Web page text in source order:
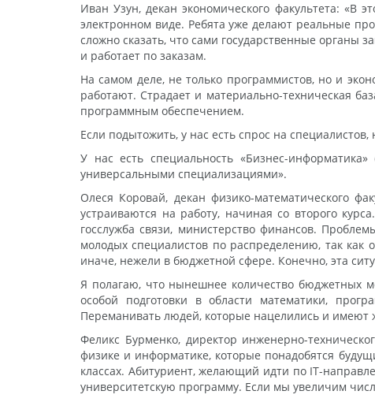
Иван Узун, декан экономического факультета: «В
электронном виде. Ребята уже делают реальные
сложно сказать, что сами государственные органы
и работает по заказам.
На самом деле, не только программистов, но и
работают. Страдает и материально-техническая
программным обеспечением.
Если подытожить, у нас есть спрос на
У нас есть специальность «Бизнес-
универсальными специализациями».
Олеся Коровай, декан физико-математического
устраиваются на работу, начиная со второго
госслужба связи, министерство финансов.
молодых специалистов по распределению, так как
иначе, нежели в бюджетной сфере. Конечно, эта
Я полагаю, что нынешнее количество бюджетных
особой подготовки в области математики,
Переманивать людей, которые нацелились и имеют
Феликс Бурменко, директор инженерно-
физике и информатике, которые понадобятся
классах. Абитуриент, желающий идти по IT-
университетскую программу. Если мы увеличим